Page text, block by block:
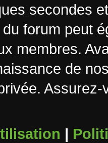
secondes
du forum peut
membres.
de
|